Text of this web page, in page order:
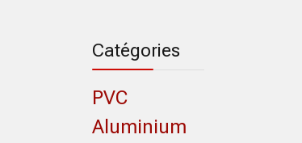
Catégories
PVC
Aluminium